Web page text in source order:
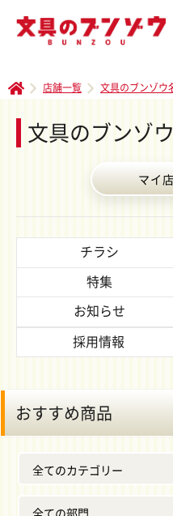
店舗一覧 文具のブンゾウ
文具のブンゾ
マイ
チラシ
特集
お知らせ
採用情報
おすすめ商品